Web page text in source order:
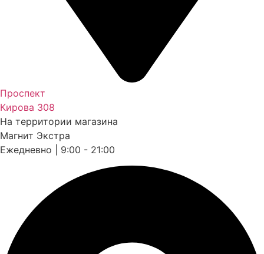
Проспект
Кирова 308
На территории магазина
Магнит Экстра
Ежедневно | 9:00 - 21:00